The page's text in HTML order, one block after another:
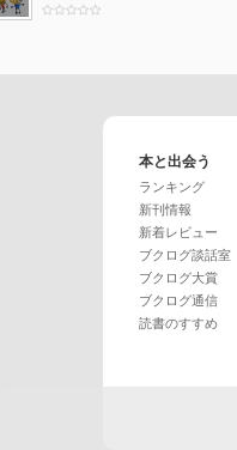
本と出会う
ランキング
新刊情報
新着レビュー
ブクログ談話室
ブクログ大賞
ブクログ通信
読書のすすめ